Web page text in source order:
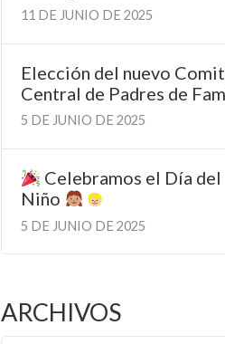
11 DE JUNIO DE 2025
Elección del nuevo
Central de Padres de
5 DE JUNIO DE 2025
Celebramos el Día del
Niño
5 DE JUNIO DE 2025
ARCHIVOS